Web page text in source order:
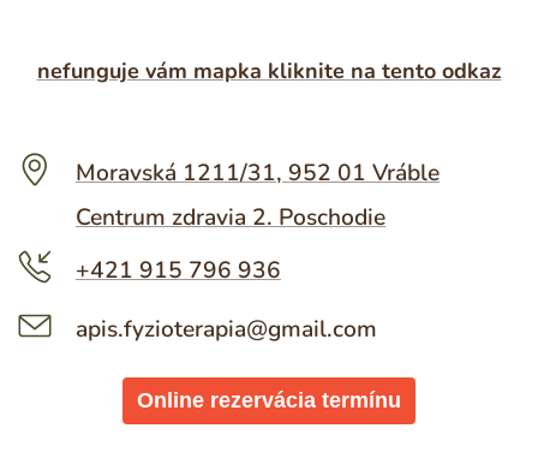
nefunguje vám mapka kliknite na tento odkaz
Moravská 1211/31, 952 01 Vráble
Centrum zdravia 2. Poschodie
+421 915 796 936
apis.fyzioterapia@gmail.com
Online rezervácia termínu